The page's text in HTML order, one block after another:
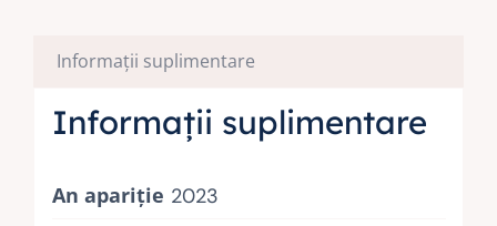
Informații suplimentare
Informații suplimentare
An apariţie 2023